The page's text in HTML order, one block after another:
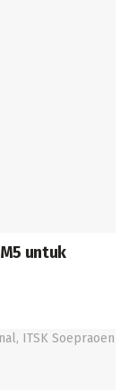
untuk